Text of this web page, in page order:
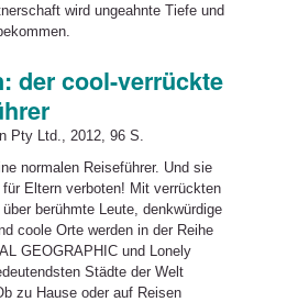
wird ungeahnte Tiefe und
der cool-verrückte
Pty Ltd., 2012, 96 S.
normalen Reiseführer. Und sie
Eltern verboten! Mit verrückten
berühmte Leute, denkwürdige
coole Orte werden in der Reihe
GEOGRAPHIC und Lonely
Städte der Welt
zu Hause oder auf Reisen